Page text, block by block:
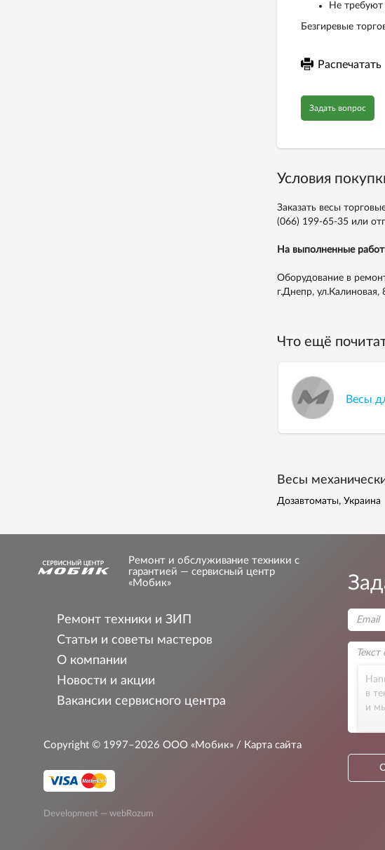
Не требуют
Безгиревые
Распечатать
Задать вопрос
Условия
Заказать весы
(066) 199-65-35или
На выполненные
Оборудование в
г.Днепр,
Что ещё
Весы
Весы
Дозавтоматы, Украина
Ремонт и обслуживание техники с
гарантией — сервисный центр
«Мобик»
Ремонт техники и ЗИП
Статьи и советы мастеров
О компании
Новости и акции
Вакансии сервисного центра
Copyright © 1997–2026 ООО «Мобик» / Карта сайта
Development — webRozum
в
и